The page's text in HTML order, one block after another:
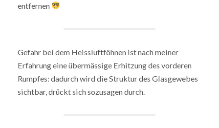
entfernen
Gefahr bei dem Heissluftföhnen ist nach meiner
Erfahrung eine übermässige Erhitzung des vorderen
Rumpfes: dadurch wird die Struktur des Glasgewebes
sichtbar, drückt sich sozusagen durch.